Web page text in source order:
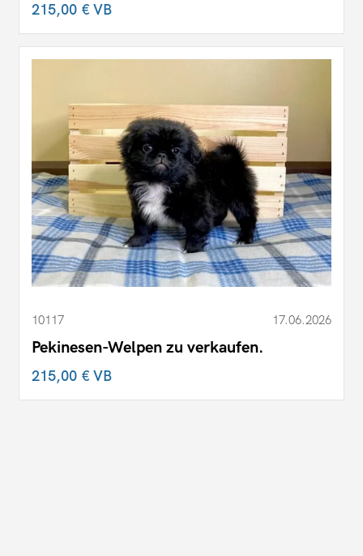
215,00 €VB
10117 17.06.2026
Pekinesen-Welpen zu verkaufen.
215,00 €VB